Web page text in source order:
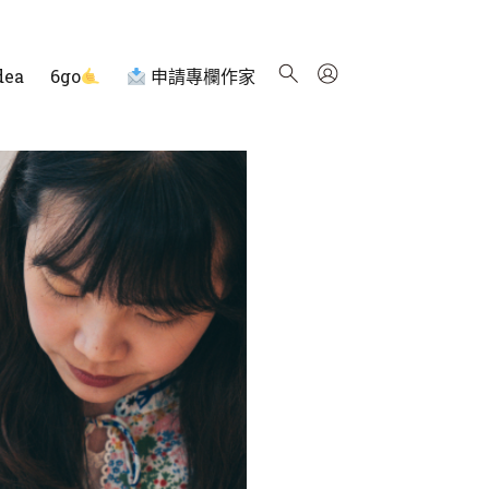
6go 申請專欄作家